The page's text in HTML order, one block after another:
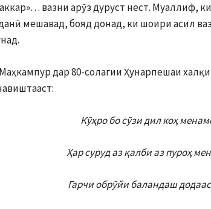
вазни арӯз дуруст нест. Муаллиф,
мешавад, бояд донад, ки шоири асил
дар 80-солагии Ҳунарпешаи
Кӯҳро бо сӯзи дил коҳ
Ҳар суруд аз қалби аз пуроҳ
Гарчи обрӯйи баландаш